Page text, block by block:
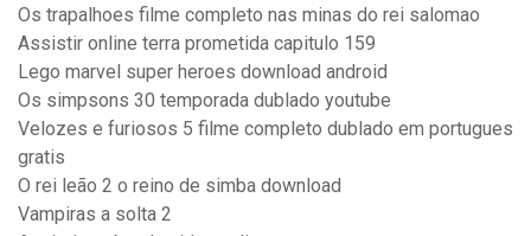
Os trapalhoes filme completo nas minas do rei salomao
Assistir online terra prometida capitulo 159
Lego marvel super heroes download android
Os simpsons 30 temporada dublado youtube
Velozes e furiosos 5 filme completo dublado em portugues
gratis
O rei leão 2 o reino de simba download
Vampiras a solta 2